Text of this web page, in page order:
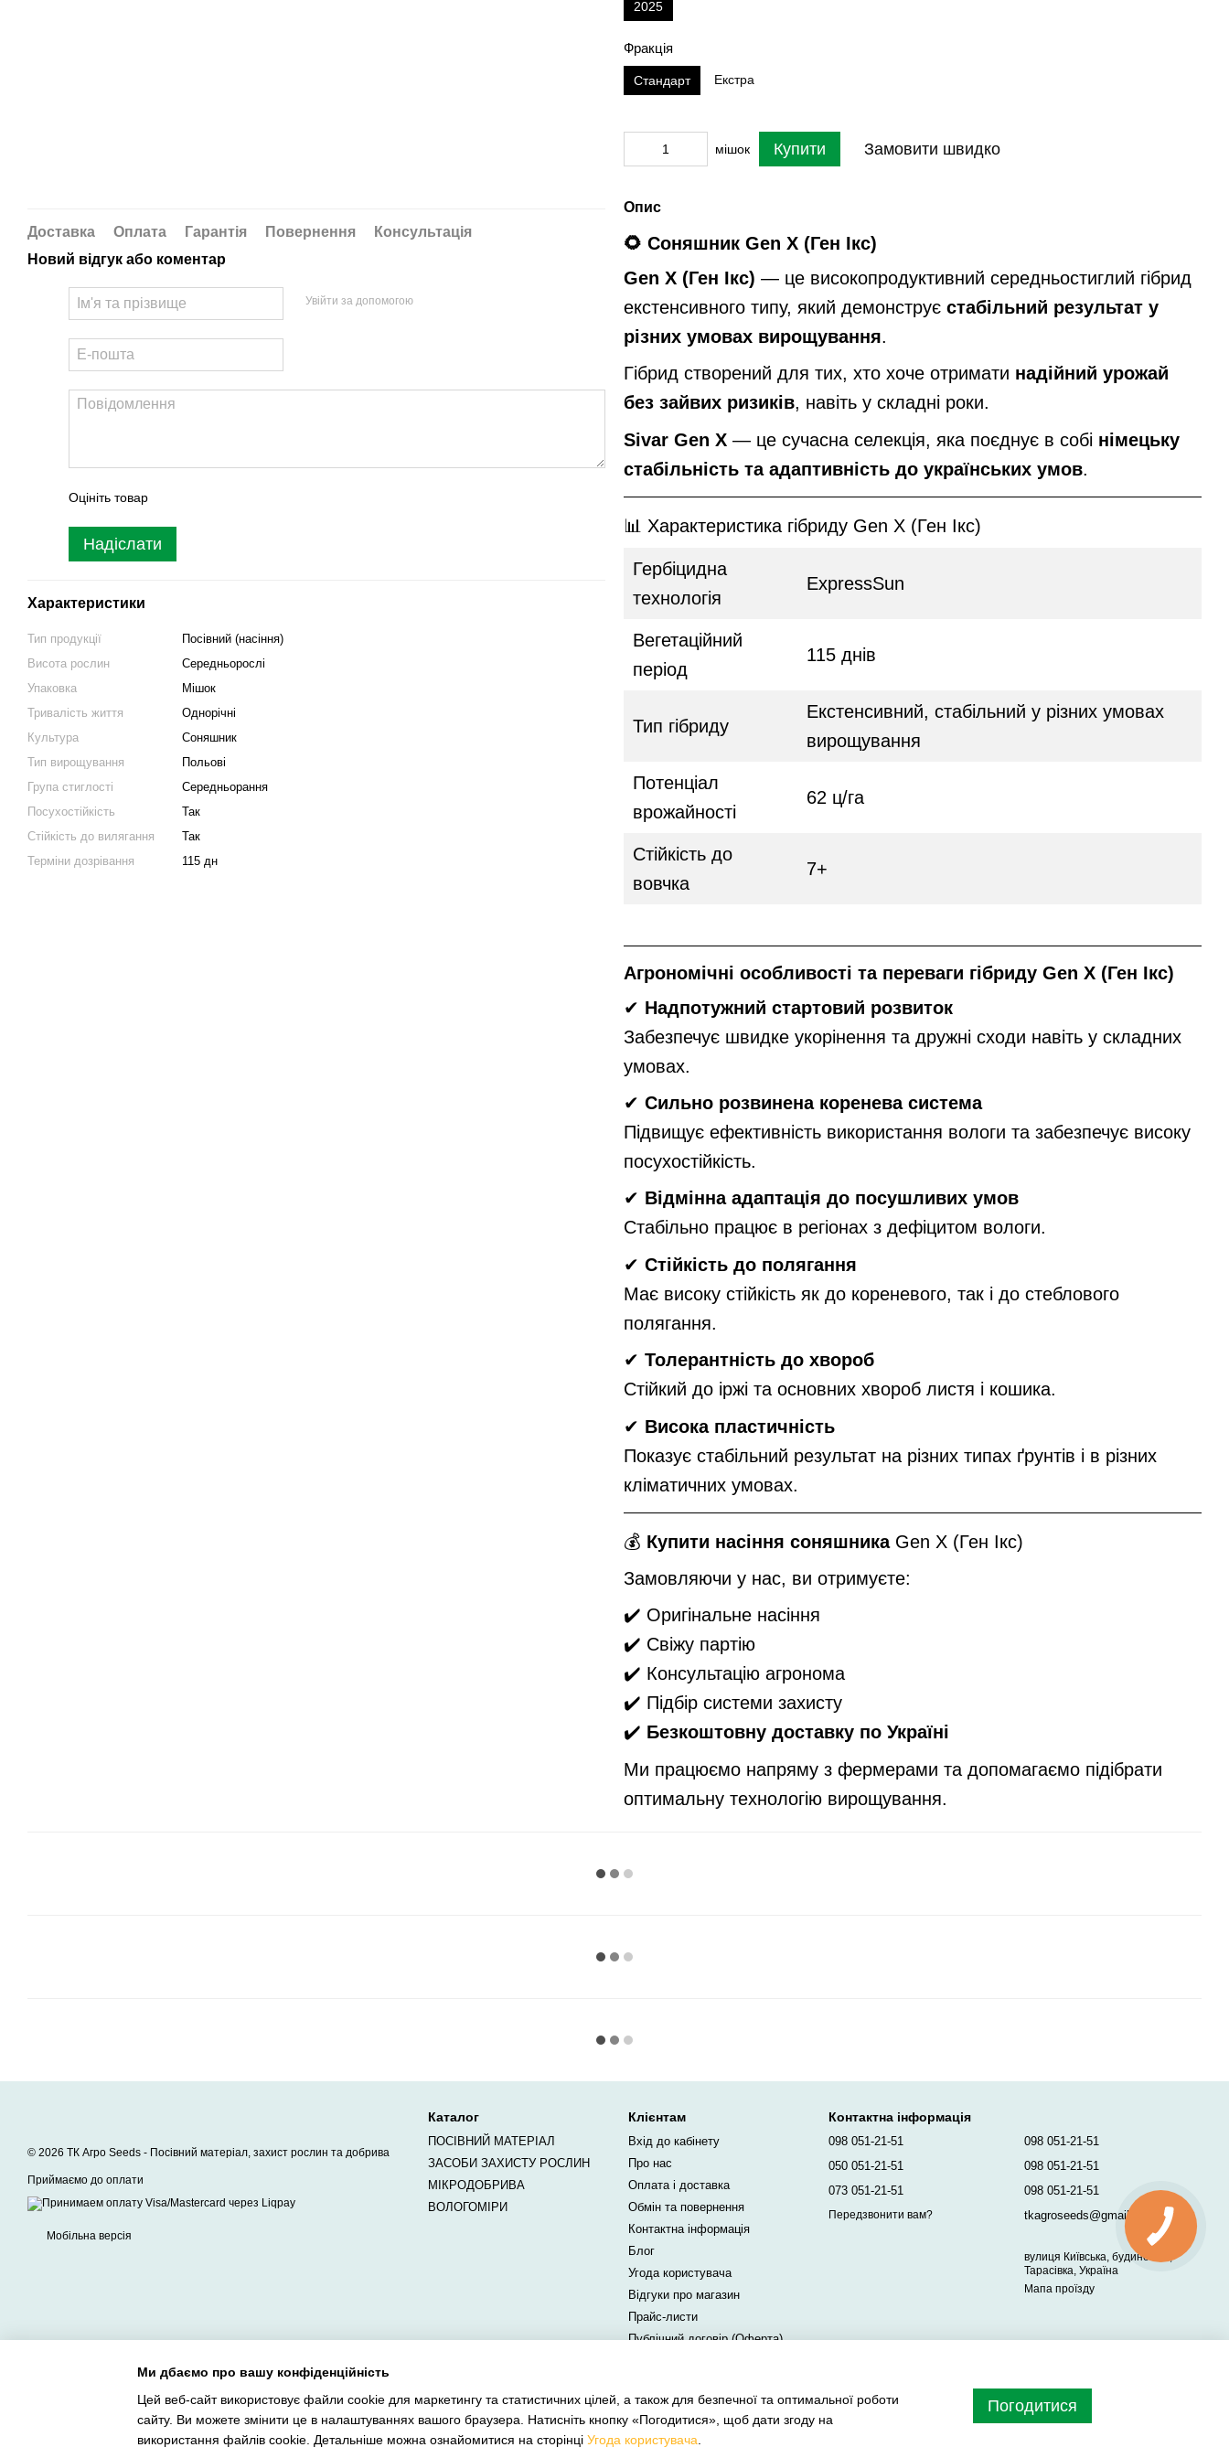
Доставка Оплата Гарантія Повернення
Консультація
Новий відгук або коментар
Увійти за допомогою
Оцініть товар
Надіслати
Характеристики
Тип продукції
Посівний (насіння)
Висота рослин
Середньорослі
Упаковка
Мішок
Тривалість життя
Однорічні
Культура
Соняшник
Тип вирощування
Польові
Група стиглості
Середньорання
Посухостійкість
Так
Стійкість до вилягання
Так
Терміни дозрівання
115 дн
2025
Фракція
Стандарт Екстра
мішок Купити Замовити швидко
Опис
🌻 Соняшник Gen X (Ген Ікс)
Gen X (Ген Ікс) — це високопродуктивний середньостиглий гібрид
екстенсивного типу, який демонструє стабільний результат у
різних умовах вирощування.
Гібрид створений для тих, хто хоче отримати надійний урожай
без зайвих ризиків, навіть у складні роки.
Sivar Gen X — це сучасна селекція, яка поєднує в собі німецьку
стабільність та адаптивність до українських умов.
📊 Характеристика гібриду Gen X (Ген Ікс)
Гербіцидна
технологія
ExpressSun
Вегетаційний
період
115 днів
Тип гібриду
Екстенсивний, стабільний у різних умовах
вирощування
Потенціал
врожайності
62 ц/га
Стійкість до
вовчка
7+
Агрономічні особливості та переваги гібриду Gen X (Ген Ікс)
✔ Надпотужний стартовий розвиток
Забезпечує швидке укорінення та дружні сходи навіть у складних
умовах.
✔ Сильно розвинена коренева система
Підвищує ефективність використання вологи та забезпечує високу
посухостійкість.
✔ Відмінна адаптація до посушливих умов
Стабільно працює в регіонах з дефіцитом вологи.
✔ Стійкість до полягання
Має високу стійкість як до кореневого, так і до стеблового
полягання.
✔ Толерантність до хвороб
Стійкий до іржі та основних хвороб листя і кошика.
✔ Висока пластичність
Показує стабільний результат на різних типах ґрунтів і в різних
кліматичних умовах.
💰 Купити насіння соняшника Gen X (Ген Ікс)
Замовляючи у нас, ви отримуєте:
✔️ Оригінальне насіння
✔️ Свіжу партію
✔️ Консультацію агронома
✔️ Підбір системи захисту
✔️ Безкоштовну доставку по Україні
Ми працюємо напряму з фермерами та допомагаємо підібрати
оптимальну технологію вирощування.
© 2026 ТК Агро Seeds - Посівний матеріал, захист рослин та добрива
Приймаємо до оплати
Мобільна версія
Каталог
ПОСІВНИЙ МАТЕРІАЛ
ЗАСОБИ ЗАХИСТУ РОСЛИН
МІКРОДОБРИВА
ВОЛОГОМІРИ
Клієнтам
Вхід до кабінету
Про нас
Оплата і доставка
Обмін та повернення
Контактна інформація
Блог
Угода користувача
Відгуки про магазин
Прайс-листи
Публічний договір (Оферта)
Контактна інформація
098 051-21-51
050 051-21-51
073 051-21-51
Передзвонити вам?
098 051-21-51
098 051-21-51
098 051-21-51
tkagroseeds@gmail.com
вулиця Київська, будинок 96,
Тарасівка, Україна
Мапа проїзду
Ми дбаємо про вашу конфіденційність
Цей веб-сайт використовує файли cookie для маркетингу та статистичних цілей, а також для безпечної та оптимальної роботи
сайту. Ви можете змінити це в налаштуваннях вашого браузера. Натисніть кнопку «Погодитися», щоб дати згоду на
використання файлів cookie. Детальніше можна ознайомитися на сторінці Угода користувача
Погодитися